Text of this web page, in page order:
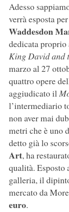
Adesso
verrà esposta
Waddesdon
dedicata
King David and
marzo al 27
quattro opere
aggiudicato il
l’intermediario
non aver mai
metri che è uno
detto già lo
Art, ha
qualità. Esposto
galleria, il
mercato da
euro.